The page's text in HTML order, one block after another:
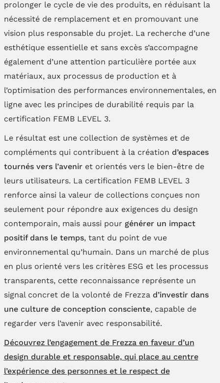
prolonger le cycle de vie des produits, en réduisant la
nécessité de remplacement et en promouvant une
vision plus responsable du projet. La recherche d’une
esthétique essentielle et sans excès s’accompagne
également d’une attention particulière portée aux
matériaux, aux processus de production et à
l’optimisation des performances environnementales, en
ligne avec les principes de durabilité requis par la
certification FEMB LEVEL 3.
Le résultat est une collection de systèmes et de
compléments qui contribuent à la création d’espaces
tournés vers l’aveniret orientés vers le bien-être de
leurs utilisateurs. La certification FEMB LEVEL 3
renforce ainsi la valeur de collections conçues non
seulement pour répondre aux exigences du design
contemporain, mais aussi pour générer un impact
positif dans le temps, tant du point de vue
environnemental qu’humain. Dans un marché de plus
en plus orienté vers les critères ESG et les processus
transparents, cette reconnaissance représente un
signal concret de la volonté de Frezza d’investir dans
une culture de conception consciente, capable de
regarder vers l’avenir avec responsabilité.
Découvrez l’engagement de Frezza en faveur d’un
design durable et responsable, qui place au centre
l’expérience des personnes et le respect de